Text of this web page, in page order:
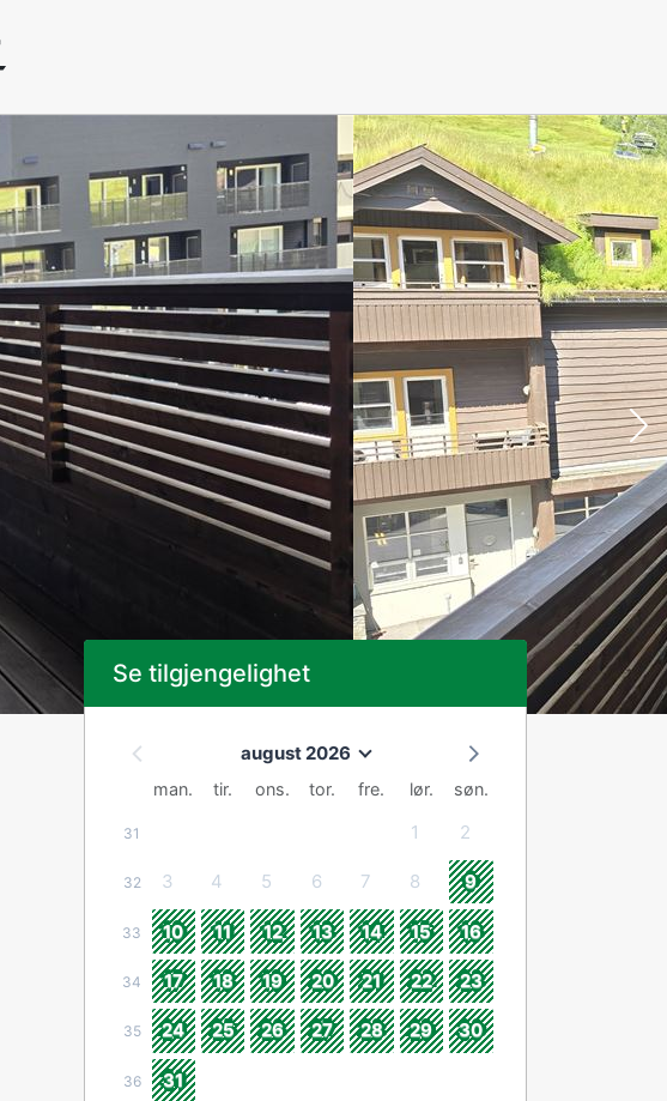
Se tilgjengelighet
august 2026
man. tir. ons. tor. fre. lør. søn.
31 1 2
32 3 4 5 6 7 8 9
33 10 11 12 13 14 15 16
34 17 18 19 20 21 22 23
35 24 25 26 27 28 29 30
36 31